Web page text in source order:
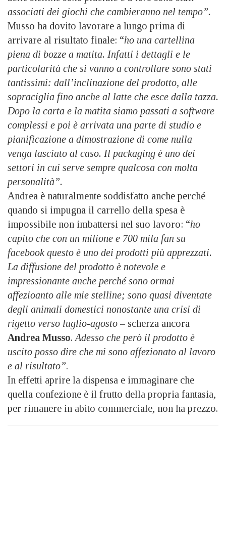
associati dei giochi che cambieranno nel tempo”.
Musso ha dovito lavorare a lungo prima di
arrivare al risultato finale: “ho una cartellina
piena di bozze a matita. Infatti i dettagli e le
particolarità che si vanno a controllare sono stati
tantissimi: dall’inclinazione del prodotto, alle
sopraciglia fino anche al latte che esce dalla tazza.
Dopo la carta e la matita siamo passati a software
complessi e poi è arrivata una parte di studio e
pianificazione a dimostrazione di come nulla
venga lasciato al caso. Il packaging è uno dei
settori in cui serve sempre qualcosa con molta
personalità”.
Andrea è naturalmente soddisfatto anche perché
quando si impugna il carrello della spesa è
impossibile non imbattersi nel suo lavoro: “ho
capito che con un milione e 700 mila fan su
facebook questo è uno dei prodotti più apprezzati.
La diffusione del prodotto è notevole e
impressionante anche perché sono ormai
affezioanto alle mie stelline; sono quasi diventate
degli animali domestici nonostante una crisi di
rigetto verso luglio-agosto – scherza ancora
Andrea Musso. Adesso che però il prodotto è
uscito posso dire che mi sono affezionato al lavoro
e al risultato”.
In effetti aprire la dispensa e immaginare che
quella confezione è il frutto della propria fantasia,
per rimanere in abito commerciale, non ha prezzo.